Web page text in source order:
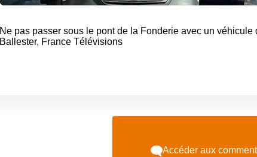
Ne pas passer sous le pont de la Fonderie avec un
Ballester, France Télévisions
Accéder aux